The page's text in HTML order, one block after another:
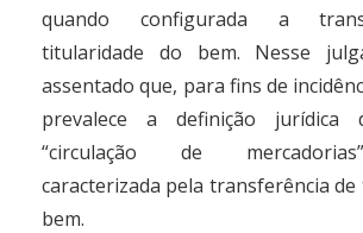
quando configurada a
titularidade do bem. Nesse
assentado que, para fins de
prevalece a definição jurídica
“circulação de
caracterizada pela transferência
bem.